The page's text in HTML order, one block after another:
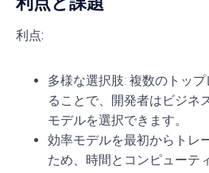
利点:
多様な選択肢: 複数のトッ
ることで、開発者はビジネ
モデルを選択できます。
効率モデルを最初からトレ
ため、時間とコンピューテ